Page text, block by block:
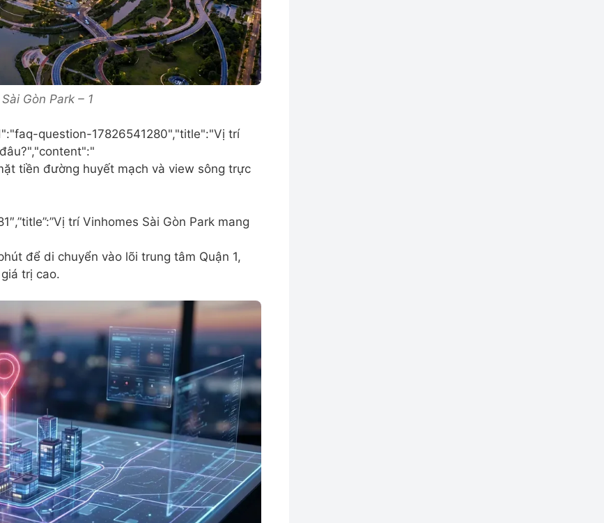
Gòn Park – 1
question-17826541280","title":"Vị trí
tiền đường huyết mạch và view sông trực
trí Vinhomes Sài Gòn Park mang
để di chuyển vào lõi trung tâm Quận 1,
trị cao.